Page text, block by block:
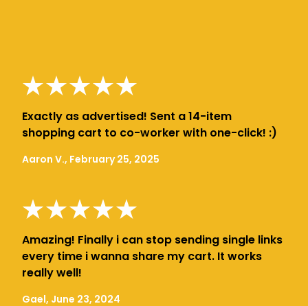
Exactly as advertised! Sent a 14-item
shopping cart to co-worker with one-click! :)
Aaron V., February 25, 2025
Amazing! Finally i can stop sending single links
every time i wanna share my cart. It works
really well!
Gael, June 23, 2024